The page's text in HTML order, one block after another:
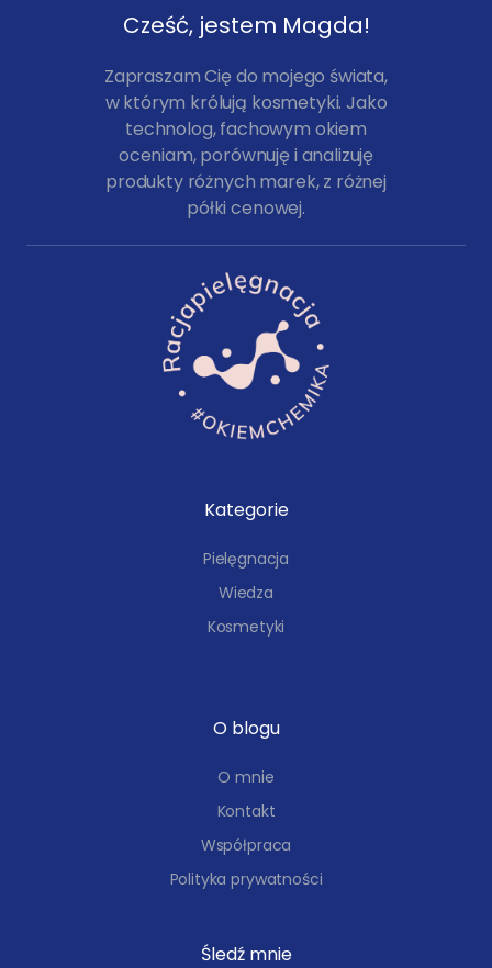
Cześć, jestem Magda!
Zapraszam Cię do mojego świata,
w którym królują kosmetyki. Jako
technolog, fachowym okiem
oceniam, porównuję i analizuję
produkty różnych marek, z różnej
półki cenowej.
Kategorie
Pielęgnacja
Wiedza
Kosmetyki
O blogu
O mnie
Kontakt
Współpraca
Polityka prywatności
Śledź mnie